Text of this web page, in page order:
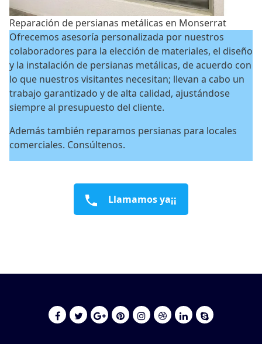
Reparación de persianas metálicas en Monserrat
Ofrecemos asesoría personalizada por nuestros
colaboradores para la elección de materiales, el diseño
y la instalación de persianas metálicas, de acuerdo con
lo que nuestros visitantes necesitan; llevan a cabo un
trabajo garantizado y de alta calidad, ajustándose
siempre al presupuesto del cliente.
Además también reparamos persianas para locales
comerciales. Consúltenos.
Llamamos ya¡¡